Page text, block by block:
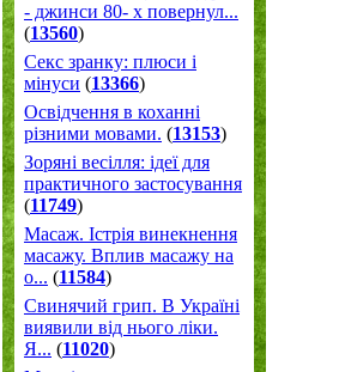
- джинси 80- х повернул...
(13560)
Секс зранку: плюси і
мінуси (13366)
Освідчення в коханні
різними мовами. (13153)
Зоряні весілля: ідеї для
практичного застосування
(11749)
Масаж. Істрія винекнення
масажу. Вплив масажу на
о... (11584)
Свинячий грип. В Україні
виявили від нього ліки.
Я... (11020)